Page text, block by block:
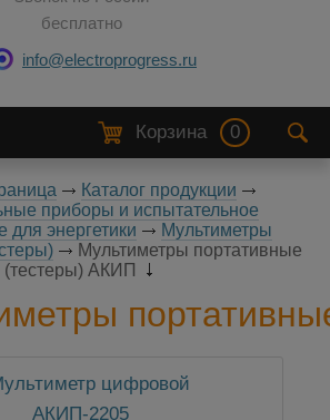
бесплатно
info@electroprogress.ru
Корзина 0
Каталог продукции
приборы и испытательное
для энергетики
Мультиметры
Мультиметры портативные
(тестеры) АКИП